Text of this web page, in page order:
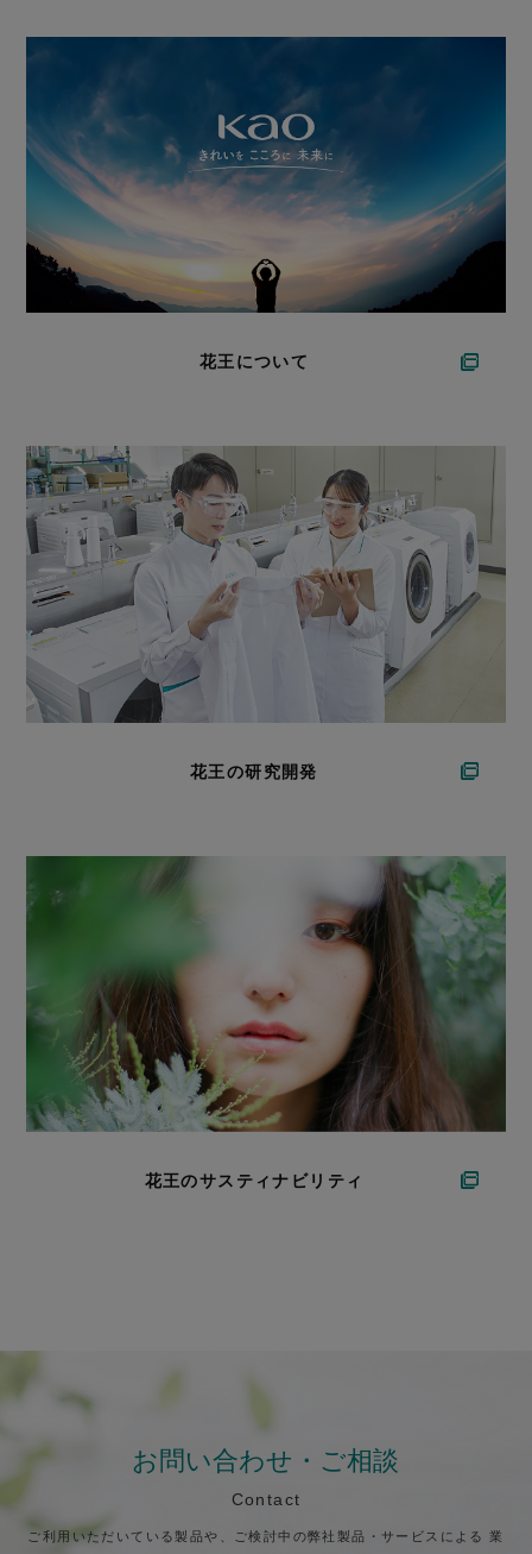
花王について
花王の研究開発
花王のサスティナビリティ
お問い合わせ・ご相談
Contact
ご利用いただいている製品や、ご検討中の弊社製品・サービスによる 業